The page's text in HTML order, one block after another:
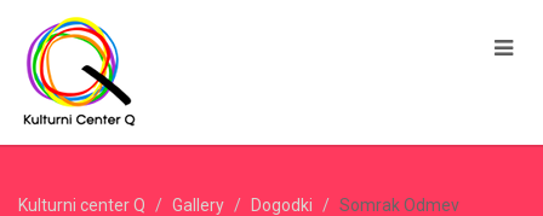
Kulturni center Q Gallery Dogodki Somrak Odmev